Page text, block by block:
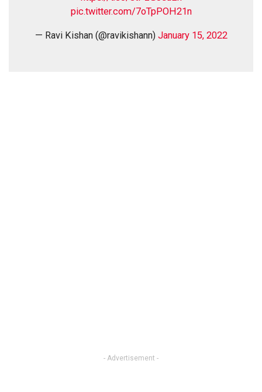
pic.twitter.com/7oTpPOH21n
— Ravi Kishan (@ravikishann) January 15, 2022
- Advertisement -